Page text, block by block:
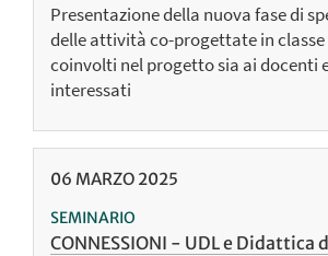
Presentazione della nuova fase di
delle attività co-progettate in classe
coinvolti nel progetto sia ai docenti
interessati
06 MARZO 2025
SEMINARIO
CONNESSIONI - UDL e Didattica